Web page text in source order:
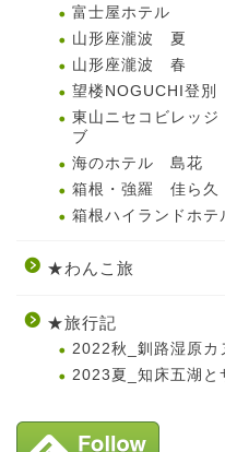
富士屋ホテル
山形座瀧波 夏
山形座瀧波 春
望楼NOGUCHI登別
東山ニセコビレッ
ブ
海のホテル 島花
箱根・強羅 佳ら久
箱根ハイランドホテ
★わんこ旅
★旅行記
2022秋_釧路湿原カ
2023夏_知床五湖と